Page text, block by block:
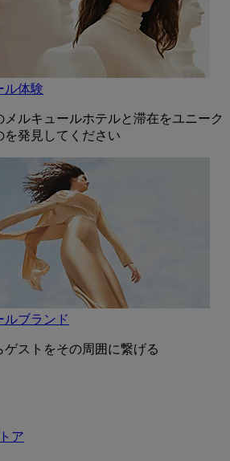
ル体験
メルキュールホテルと滞在をユニーク
を発見してください
ルブランド
ゲストをその周囲に繋げる
ア